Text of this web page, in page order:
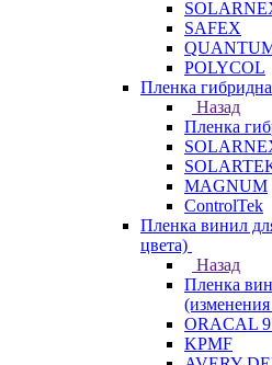
SAFEX
POLYCOL
Пленка
Назад
Пленка
MAGNUM
ControlTek
Пленка винил
цвета)
Назад
Пленка
ORACAL
KPMF